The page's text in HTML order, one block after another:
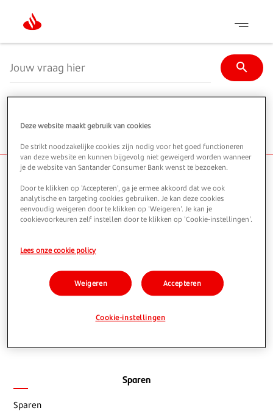
Algemene informatie
Veelgestelde vragen
Sparen
Sparen
Deze website maakt gebruik van cookies
De strikt noodzakelijke cookies zijn nodig voor het goed functioneren
van deze website en kunnen bijgevolg niet geweigerd worden wanneer
je de website van Santander Consumer Bank wenst te bezoeken.
Door te klikken op 'Accepteren', ga je ermee akkoord dat we ook
analytische en targeting cookies gebruiken. Je kan deze cookies
eenvoudig weigeren door te klikken op 'Weigeren'. Je kan je
cookievoorkeuren zelf instellen door te klikken op 'Cookie-instellingen'.
Lees onze cookie policy
Weigeren Accepteren
Cookie-instellingen